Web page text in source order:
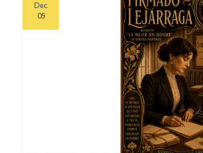
Dec
09